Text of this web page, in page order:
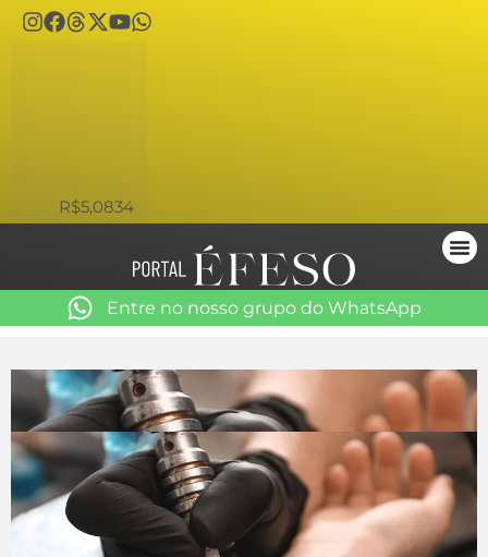
R$5,0834
Entre no nosso grupo do WhatsApp